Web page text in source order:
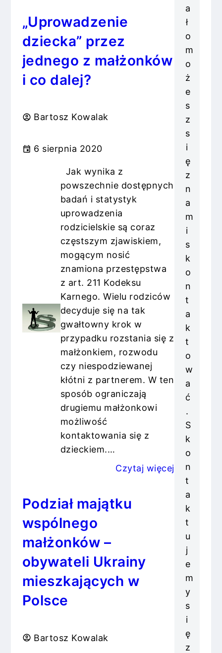
„Uprowadzenie
dziecka” przez
jednego z małżonków
i co dalej?
Bartosz Kowalak
6 sierpnia 2020
Jak wynika z
powszechnie dostępnych
badań i statystyk
uprowadzenia
rodzicielskie są coraz
częstszym zjawiskiem,
mogącym nosić
znamiona przestępstwa
z art. 211 Kodeksu
Karnego. Wielu rodziców
decyduje się na tak
gwałtowny krok w
przypadku rozstania się z
małżonkiem, rozwodu
czy niespodziewanej
kłótni z partnerem. W ten
sposób ograniczają
drugiemu małżonkowi
możliwość
kontaktowania się z
dzieckiem.…
Czytaj więcej
Podział majątku
wspólnego
małżonków –
obywateli Ukrainy
mieszkających w
Polsce
Bartosz Kowalak
a
ł
o
m
o
ż
e
s
z
s
i
ę
z
n
a
m
i
s
k
o
n
t
a
k
t
o
w
a
ć
.
S
k
o
n
t
a
k
t
u
j
e
m
y
s
i
ę
z